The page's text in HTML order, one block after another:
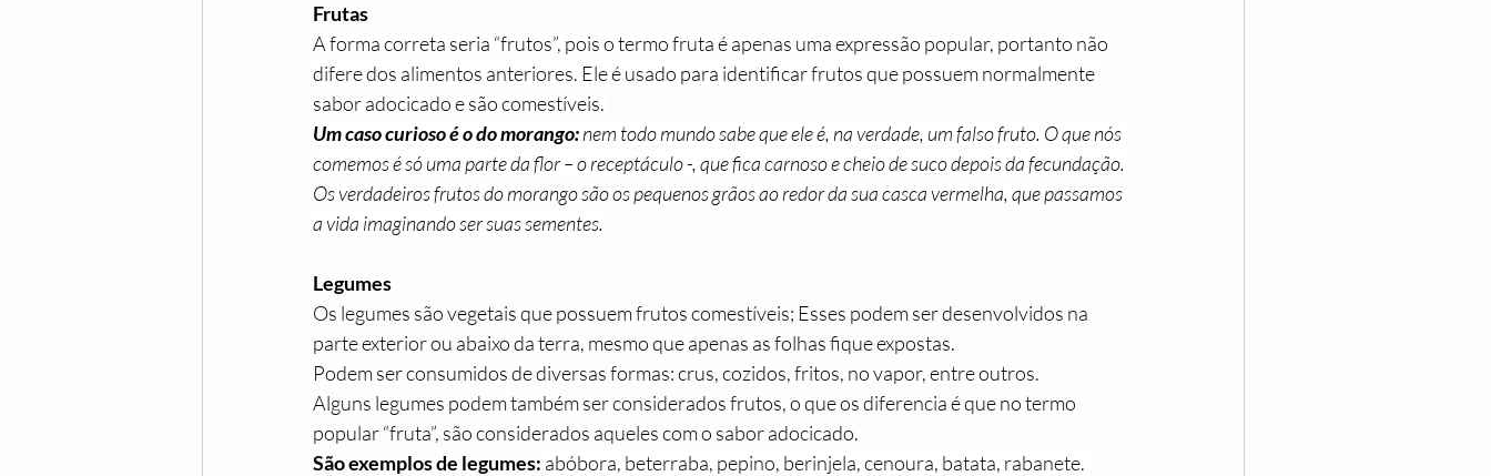
Frutas
A forma correta seria “frutos”, pois o termo fruta é apenas uma expressão popular, portanto não
difere dos alimentos anteriores. Ele é usado para identificar frutos que possuem normalmente
sabor adocicado e são comestíveis.
Um caso curioso é o do morango: nem todo mundo sabe que ele é, na verdade, um falso fruto. O que nós
comemos é só uma parte da flor – o receptáculo -, que fica carnoso e cheio de suco depois da fecundação.
Os verdadeiros frutos do morango são os pequenos grãos ao redor da sua casca vermelha, que passamos
a vida imaginando ser suas sementes.
Legumes
Os legumes são vegetais que possuem frutos comestíveis; Esses podem ser desenvolvidos na
parte exterior ou abaixo da terra, mesmo que apenas as folhas fique expostas.
Podem ser consumidos de diversas formas: crus, cozidos, fritos, no vapor, entre outros.
Alguns legumes podem também ser considerados frutos, o que os diferencia é que no termo
popular “fruta”, são considerados aqueles com o sabor adocicado.
São exemplos de legumes: abóbora, beterraba, pepino, berinjela, cenoura, batata, rabanete.